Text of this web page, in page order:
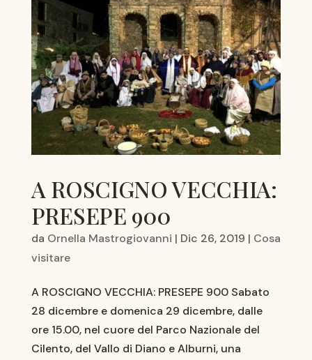
A ROSCIGNO VECCHIA:
PRESEPE 900
da Ornella Mastrogiovanni | Dic 26, 2019 | Cosa
visitare
A ROSCIGNO VECCHIA: PRESEPE 900 Sabato
28 dicembre e domenica 29 dicembre, dalle
ore 15.00, nel cuore del Parco Nazionale del
Cilento, del Vallo di Diano e Alburni, una